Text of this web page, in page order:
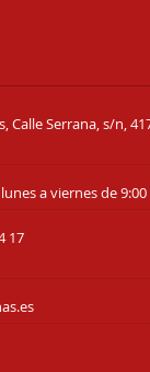
Calle Serrana, s/n,
a viernes de 9:00
17